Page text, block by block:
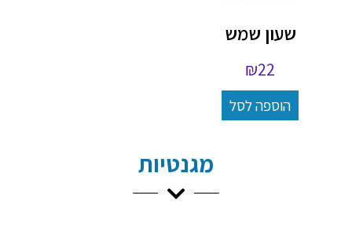
שעון שמש
₪22
הוספה לסל
מגנטיות